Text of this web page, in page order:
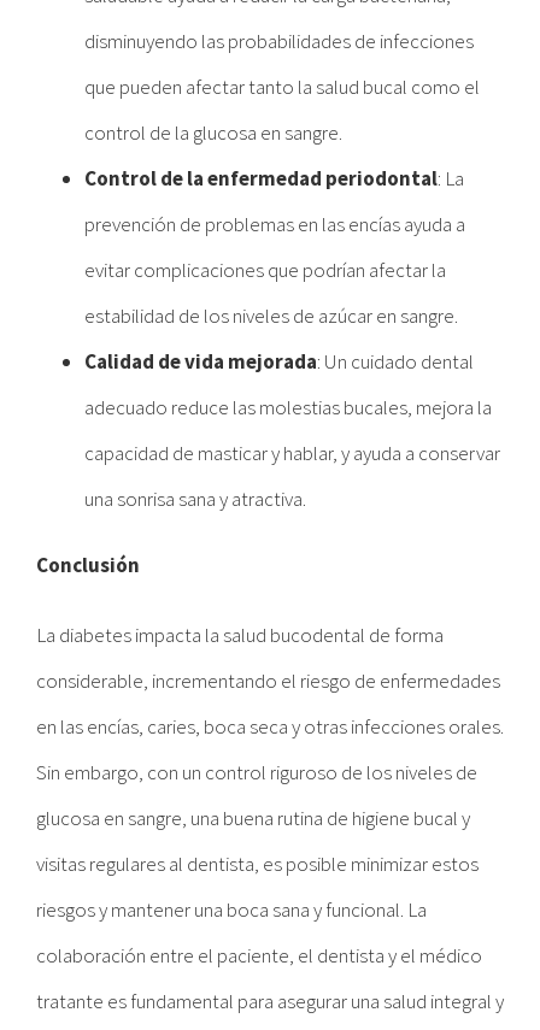
disminuyendo las probabilidades de infecciones
que pueden afectar tanto la salud bucal como el
control de la glucosa en sangre.
Control de la enfermedad periodontal: La
prevención de problemas en las encías ayuda a
evitar complicaciones que podrían afectar la
estabilidad de los niveles de azúcar en sangre.
Calidad de vida mejorada: Un cuidado dental
adecuado reduce las molestias bucales, mejora la
capacidad de masticar y hablar, y ayuda a conservar
una sonrisa sana y atractiva.
Conclusión
La diabetes impacta la salud bucodental de forma
considerable, incrementando el riesgo de enfermedades
en las encías, caries, boca seca y otras infecciones orales.
Sin embargo, con un control riguroso de los niveles de
glucosa en sangre, una buena rutina de higiene bucal y
visitas regulares al dentista, es posible minimizar estos
riesgos y mantener una boca sana y funcional. La
colaboración entre el paciente, el dentista y el médico
tratante es fundamental para asegurar una salud integral y